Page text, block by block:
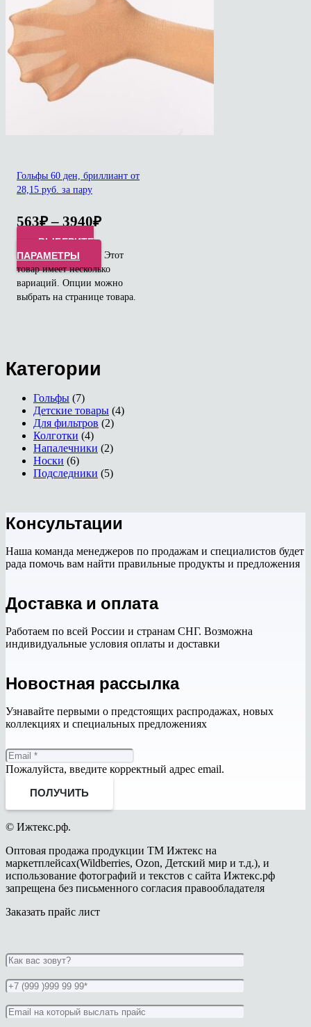
Гольфы 60 ден, бриллиант от
28,15 руб. за пару
563₽– 3940₽
ВЫБЕРИТЕ
ПАРАМЕТРЫ
Этот
товар имеет несколько
вариаций. Опции можно
выбрать на странице товара.
Категории
Гольфы (7)
Детские товары (4)
Для фильтров (2)
Колготки (4)
Напалечники (2)
Носки (6)
Подследники (5)
Консультации
Наша команда менеджеров по продажам и специалистов будет
рада помочь вам найти правильные продукты и предложения
Доставка и оплата
Работаем по всей России и странам СНГ. Возможна
индивидуальные условия оплаты и доставки
Новостная рассылка
Узнавайте первыми о предстоящих распродажах, новых
коллекциях и специальных предложениях
Пожалуйста, введите корректный адрес email.
ПОЛУЧИТЬ
© Ижтекс.рф.
Оптовая продажа продукции ТМ Ижтекс на
маркетплейсах(Wildberries, Ozon, Детский мир и т.д.), и
использование фотографий и текстов с сайта Ижтекс.рф
запрещена без письменного согласия правообладателя
Заказать прайс лист